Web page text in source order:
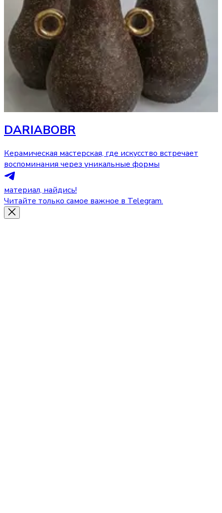
DARIABOBR
Керамическая мастерская, где искусство встречает
воспоминания через уникальные формы
материал, найдись!
Читайте только самое важное в Telegram.